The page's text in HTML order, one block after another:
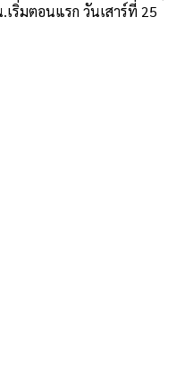
เริ่มตอนแรก วันเสาร์ที่ 25